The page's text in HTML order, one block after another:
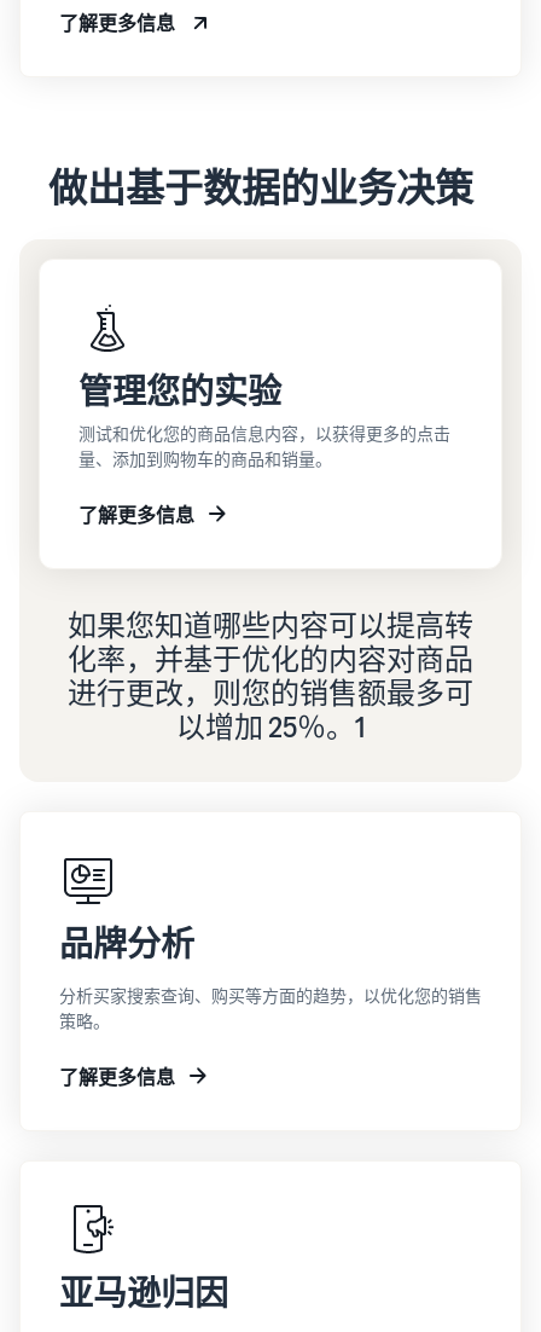
了解更多信息
做出基于数据的业务决策
管理您的实验
测试和优化您的商品信息内容，以获得更多的点击
量、添加到购物车的商品和销量。
了解更多信息
如果您知道哪些内容可以提高转
化率，并基于优化的内容对商品
进行更改，则您的销售额最多可
以增加 25％。1
品牌分析
分析买家搜索查询、购买等方面的趋势，以优化您的销售
策略。
了解更多信息
亚马逊归因